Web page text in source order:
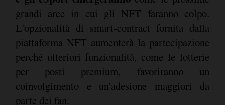
grandi aree in cui gli NFT faranno colpo.
L'opzionalità di smart-contract fornita dalla
piattaforma NFT aumenterà la partecipazione
perché ulteriori funzionalità, come le lotterie
per posti premium, favoriranno un
coinvolgimento e un'adesione maggiori da
parte dei fan.